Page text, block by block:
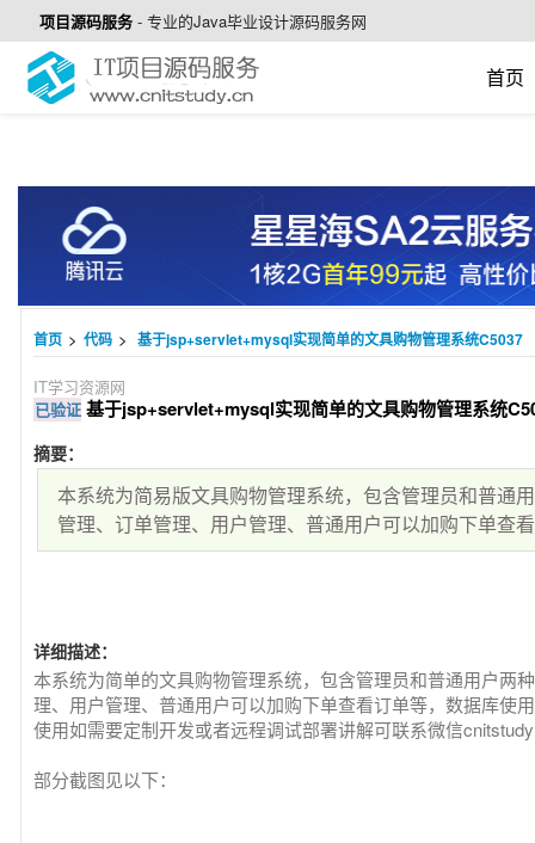
项目源码服务 - 专业的Java毕业设计源码服务网
首页
首页 > 代码 > 基于jsp+servlet+mysql实现简单的文具购物管理系统C5037
IT学习资源网
已验证 基于jsp+servlet+mysql实现简单的文具购物管理系统
摘要：
本系统为简易版文具购物管理系统，包含管理员和普通
管理、订单管理、用户管理、普通用户可以加购下单查
详细描述：
本系统为简单的文具购物管理系统，包含管理员和普通用户两
理、用户管理、普通用户可以加购下单查看订单等，数据库使
使用如需要定制开发或者远程调试部署讲解可联系微信cnitstudy
部分截图见以下：